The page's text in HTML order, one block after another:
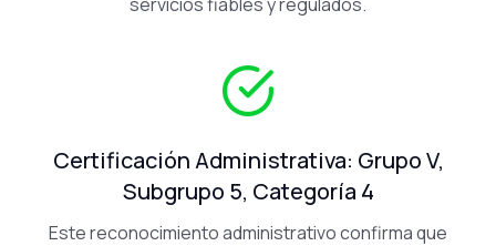
Certificación Administrativa: Grupo V,
Subgrupo 5, Categoría 4
Este reconocimiento administrativo confirma que